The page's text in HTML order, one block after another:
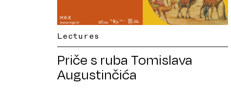
Lectures
Priče s ruba Tomislava
Augustinčića